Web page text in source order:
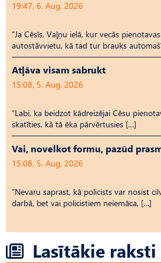
19:47, 6. Aug, 2026
“Ja Cēsīs, Vaļņu ielā, kur vecās
autostāvvietu, kā tad tur brauks
Atļāva visam sabrukt
15:08, 5. Aug, 2026
“Labi, ka beidzot kādreizējai Cēsu
skatīties, kā tā ēka pārvērtusies […]
Vai, novelkot formu, pazūd
15:08, 5. Aug, 2026
“Nevaru saprast, kā policists var nosist
darbā, bet vai policistiem neiemāca, […]
Lasītākie raksti